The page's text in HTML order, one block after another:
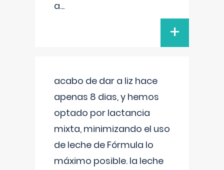
a...
+
acabo de dar a liz hace
apenas 8 dias, y hemos
optado por lactancia
mixta, minimizando el uso
de leche de Fórmula lo
máximo posible. la leche